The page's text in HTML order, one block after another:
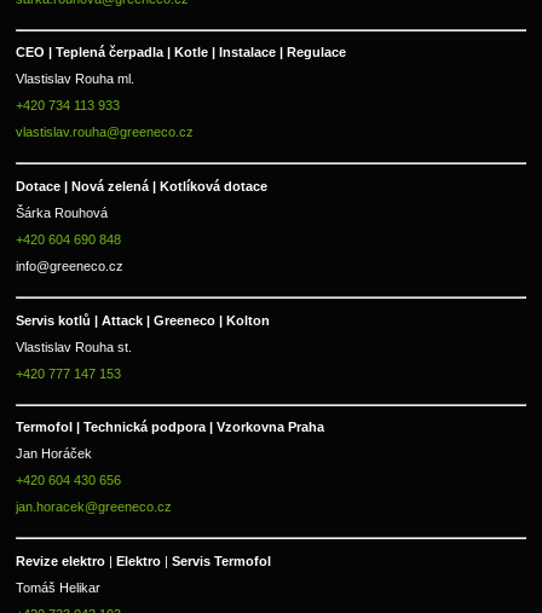
CEO | Teplená čerpadla | Kotle | Instalace | Regulace
Vlastislav Rouha ml.
+420 734 113 933
vlastislav.rouha@greeneco.cz
Dotace | Nová zelená | Kotlíková dotace
Šárka Rouhová
+420 604 690 848
info@greeneco.cz
Servis kotlů | Attack | Greeneco | Kolton
Vlastislav Rouha st.
+420 777 147 153
Termofol | Technická podpora | Vzorkovna Praha
Jan Horáček
+420 604 430 656
jan.horacek@greeneco.cz
Revize elektro | Elektro | Servis Termofol
Tomáš Helikar